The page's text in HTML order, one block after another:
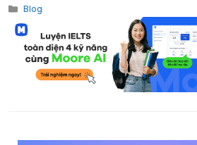
Categories
Blog